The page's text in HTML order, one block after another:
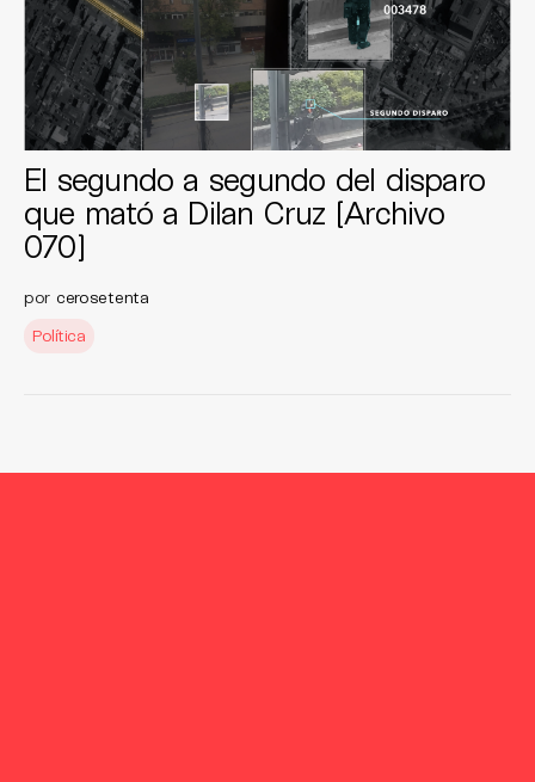
El segundo a segundo del disparo
que mató a Dilan Cruz [Archivo
070]
por cerosetenta
Política